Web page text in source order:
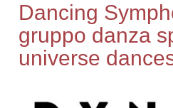
Dancing
gruppo danza
universe